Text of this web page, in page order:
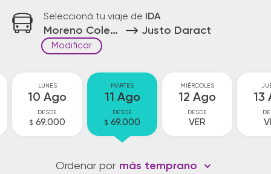
Seleccioná tu viaje de IDA
Moreno Colectora Justo Daract
Modificar
LUNES
10 Ago
DESDE
$ 69.000
MARTES
11 Ago
DESDE
$ 69.000
MIÉRCOLES
12 Ago
DESDE
VER
13
Ordenar por más temprano